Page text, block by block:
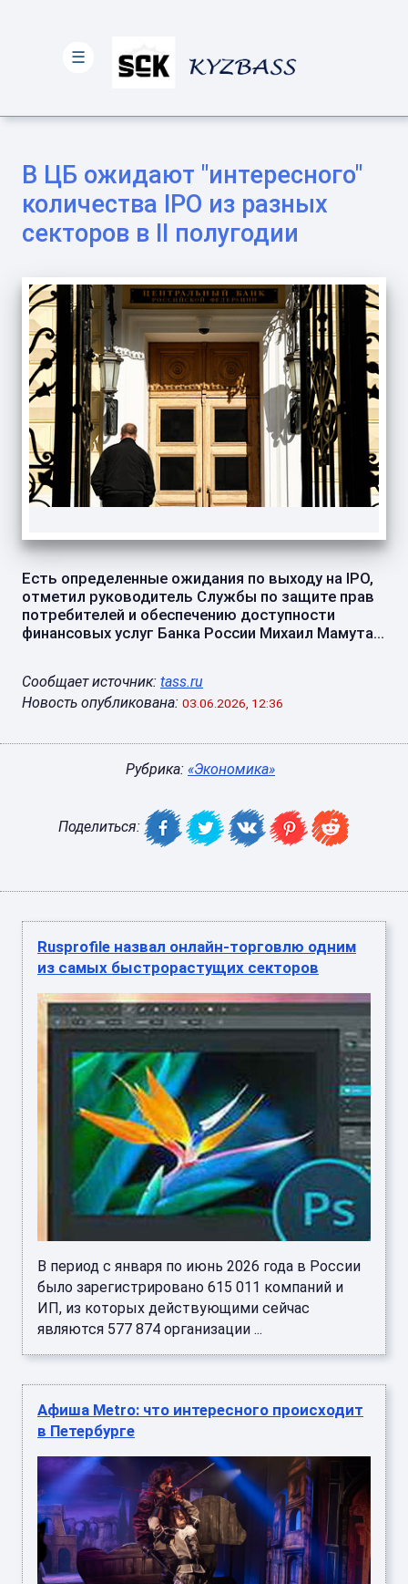
В ЦБ ожидают "интересного"
количества IPO из разных
секторов в II полугодии
Есть определенные ожидания по выходу на IPO,
отметил руководитель Службы по защите прав
потребителей и обеспечению доступности
финансовых услуг Банка России Михаил Мамута...
Сообщает источник: tass.ru
Новость опубликована: 03.06.2026, 12:36
Рубрика: «Экономика»
Поделиться:
Rusprofile назвал онлайн-торговлю одним
из самых быстрорастущих секторов
В период с января по июнь 2026 года в России
было зарегистрировано 615 011 компаний и
ИП, из которых действующими сейчас
являются 577 874 организации ...
Афиша Metro: что интересного происходит
в Петербурге
☰